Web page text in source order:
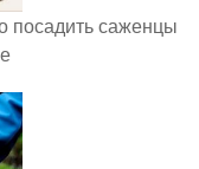
посадить саженцы